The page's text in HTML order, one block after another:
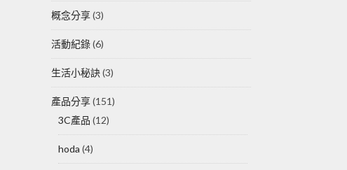
概念分享(3)
活動紀錄(6)
生活小秘訣(3)
產品分享(151)
3C產品 (12)
hoda (4)